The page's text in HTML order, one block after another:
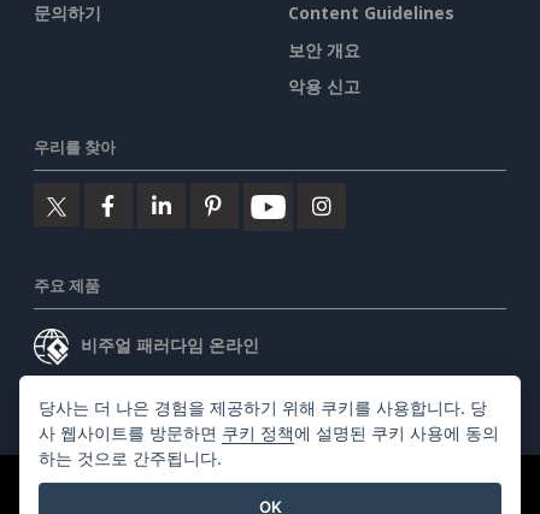
문의하기
Content Guidelines
보안 개요
악용 신고
우리를 찾아
주요 제품
비주얼 패러다임 온라인
비주얼 패러다임 데스크톱
©2026 by Visual Paradigm. 모든 권리 보유.
당사는 더 나은 경험을 제공하기 위해 쿠키를 사용합니다. 당
사 웹사이트를 방문하면 쿠키 정책에 설명된 쿠키 사용에 동의
하는 것으로 간주됩니다.
OK